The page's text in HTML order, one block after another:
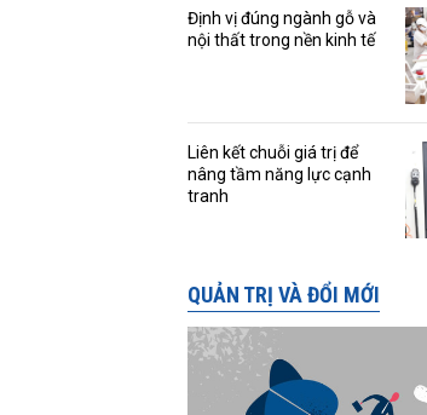
Định vị đúng ngành gỗ và
nội thất trong nền kinh tế
Liên kết chuỗi giá trị để
nâng tầm năng lực cạnh
tranh
QUẢN TRỊ VÀ ĐỔI MỚI